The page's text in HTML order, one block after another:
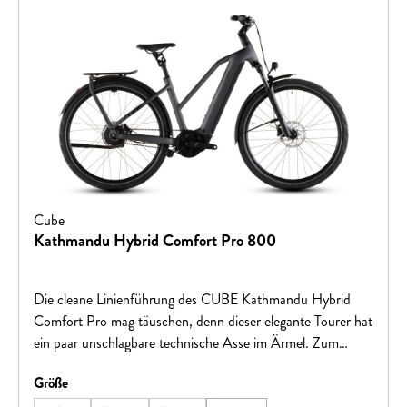
Cube
Kathmandu Hybrid Comfort Pro 800
Die cleane Linienführung des CUBE Kathmandu Hybrid
Comfort Pro mag täuschen, denn dieser elegante Tourer hat
ein paar unschlagbare technische Asse im Ärmel. Zum
– also einfach drehen, bis der perfekte Gang drin ist – und
Größeauswählen